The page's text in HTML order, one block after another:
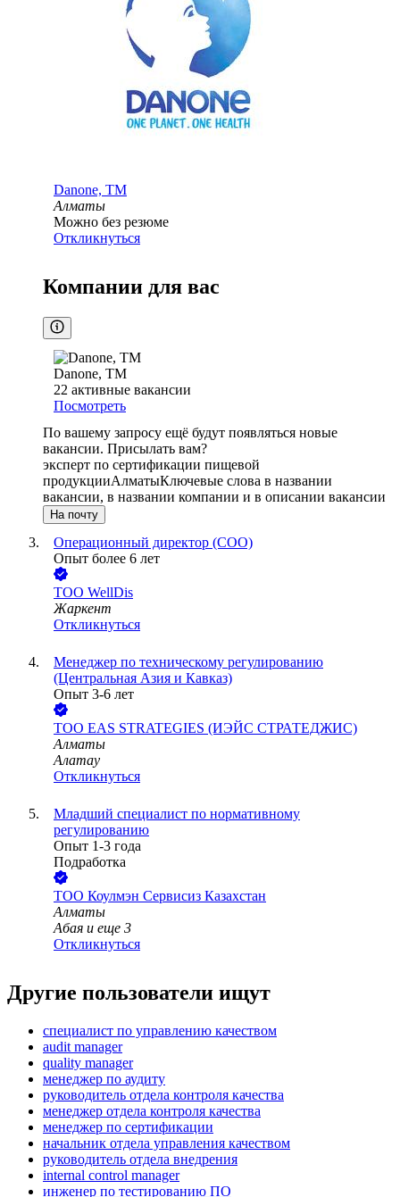
Danone, ТМ
Алматы
Можно без резюме
Откликнуться
Компании для вас
Danone, ТМ
22 активные вакансии
Посмотреть
По вашему запросу ещё будут появляться новые
вакансии. Присылать вам?
эксперт по сертификации пищевой
продукцииАлматыКлючевые слова в названии
вакансии, в названии компании и в описании вакансии
На почту
Операционный директор (COO)
Опыт более 6 лет
ТОО WellDis
Жаркент
Откликнуться
Менеджер по техническому регулированию
(Центральная Азия и Кавказ)
Опыт 3-6 лет
ТОО EAS STRATEGIES (ИЭЙС СТРАТЕДЖИС)
Алматы
Алатау
Откликнуться
Младший специалист по нормативному
регулированию
Опыт 1-3 года
Подработка
ТОО Коулмэн Сервисиз Казахстан
Алматы
Абая и еще 3
Откликнуться
Другие пользователи ищут
специалист по управлению качеством
audit manager
quality manager
менеджер по аудиту
руководитель отдела контроля качества
менеджер отдела контроля качества
менеджер по сертификации
начальник отдела управления качеством
руководитель отдела внедрения
internal control manager
инженер по тестированию ПО